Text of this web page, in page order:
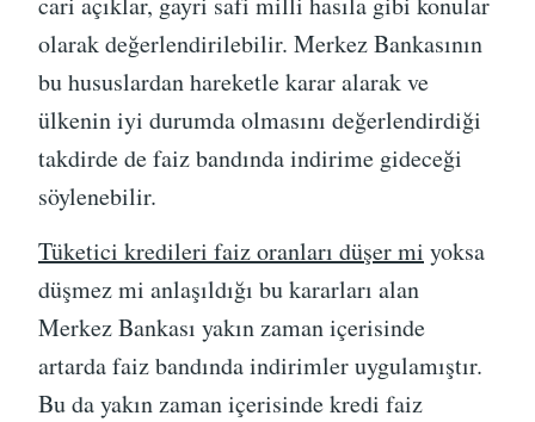
olarak değerlendirilebilir. Merkez Bankasının
bu hususlardan hareketle karar alarak ve
ülkenin iyi durumda olmasını değerlendirdiği
takdirde de faiz bandında indirime gideceği
söylenebilir.
Tüketici kredileri faiz oranları düşer mi yoksa
düşmez mi anlaşıldığı bu kararları alan
Merkez Bankası yakın zaman içerisinde
artarda faiz bandında indirimler uygulamıştır.
Bu da yakın zaman içerisinde kredi faiz